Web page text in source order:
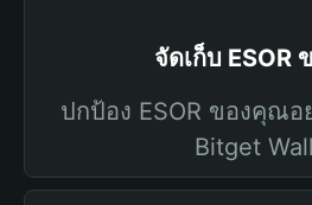
จัดเก็บ ESOR
ปกป้อง ESOR ของคุณอ
Bitget